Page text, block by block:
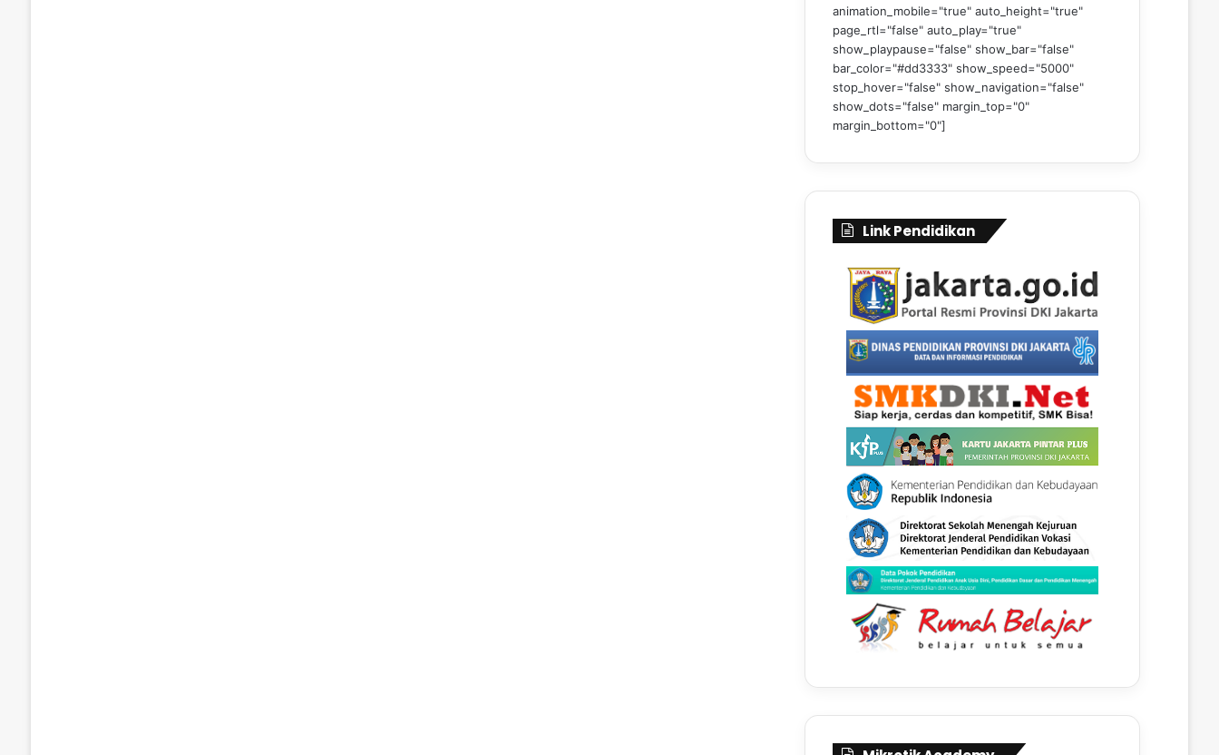
animation_mobile="true" auto_height="true"
page_rtl="false" auto_play="true"
show_playpause="false" show_bar="false"
bar_color="#dd3333" show_speed="5000"
stop_hover="false" show_navigation="false"
show_dots="false" margin_top="0"
margin_bottom="0"]
Link Pendidikan